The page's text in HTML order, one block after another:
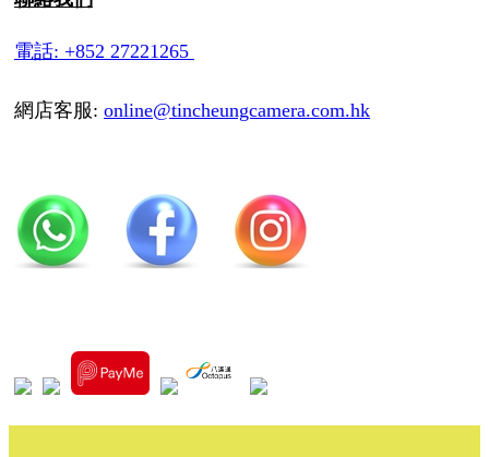
電話: +852 27221265
網店客服: online@tincheungcamera.com.hk